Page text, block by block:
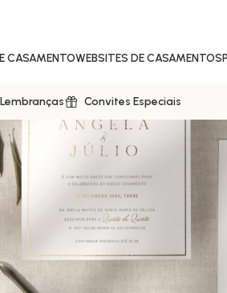
CASAMENTOWEBSITES DE CASAMENTOS
Lembranças Convites Especiais